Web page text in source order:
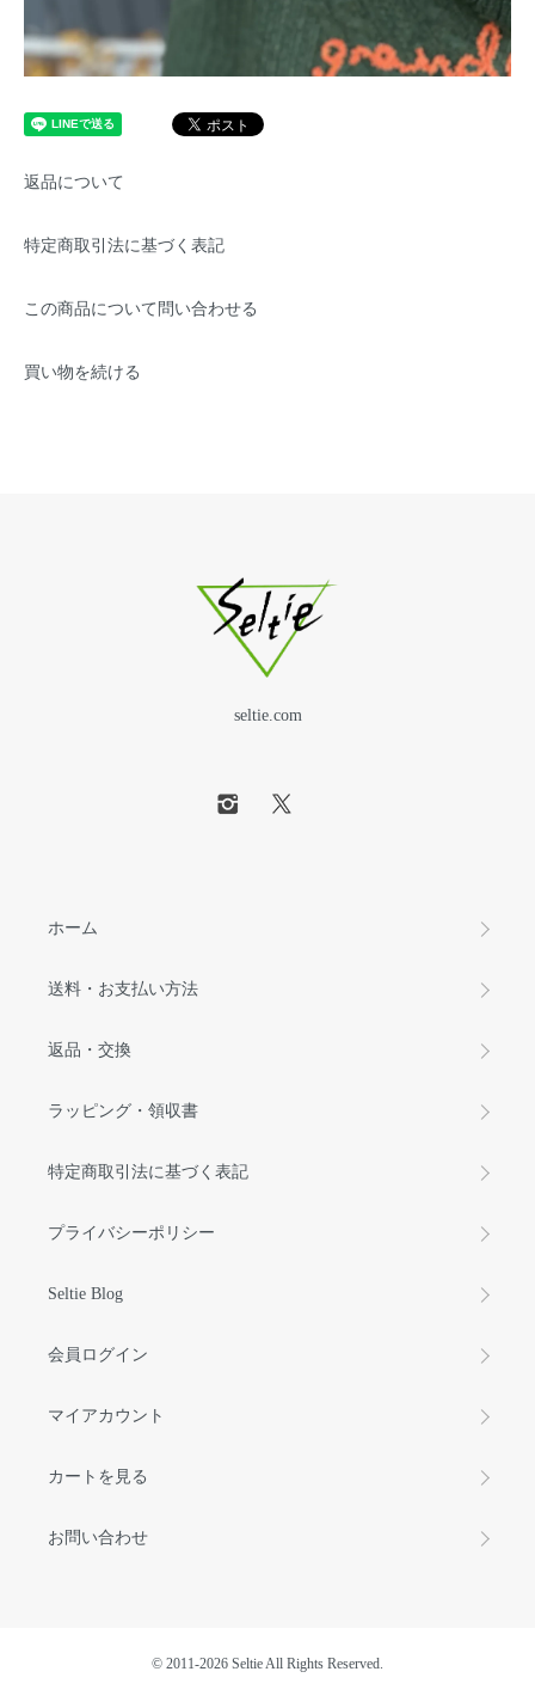
返品について
特定商取引法に基づく表記
この商品について問い合わせる
買い物を続ける
seltie.com
ホーム
送料・お支払い方法
返品・交換
ラッピング・領収書
特定商取引法に基づく表記
プライバシーポリシー
Seltie Blog
会員ログイン
マイアカウント
カートを見る
お問い合わせ
©️ 2011-2026 Seltie All Rights Reserved.